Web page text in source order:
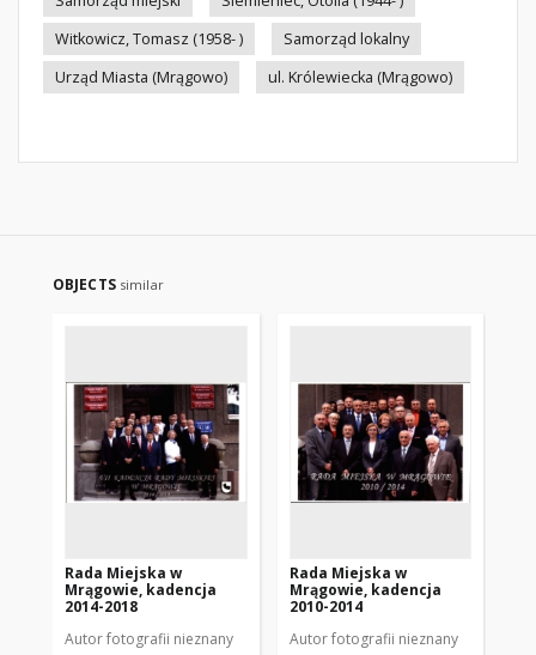
Witkowicz, Tomasz (1958- )
Samorząd lokalny
Urząd Miasta (Mrągowo)
ul. Królewiecka (Mrągowo)
OBJECTS similar
Rada Miejska w
Mrągowie, kadencja
2014-2018
Autor fotografii nieznany
Rada Miejska w
Mrągowie, kadencja
2010-2014
Autor fotografii nieznany